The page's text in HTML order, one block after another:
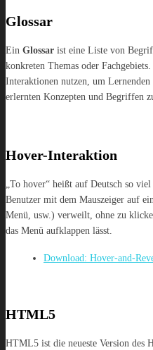
Glossar
Ein Glossar ist eine Liste von
konkreten Themas oder
Interaktionen nutzen, um
erlernten Konzepten und Begriffen
Hover-Interaktion
„To hover“ heißt auf Deutsch so
Benutzer mit dem Mauszeiger auf
Menü, usw.) verweilt, ohne zu
das Menü aufklappen lässt.
Download: Hover-and-
HTML5
HTML5 ist die neueste Version des